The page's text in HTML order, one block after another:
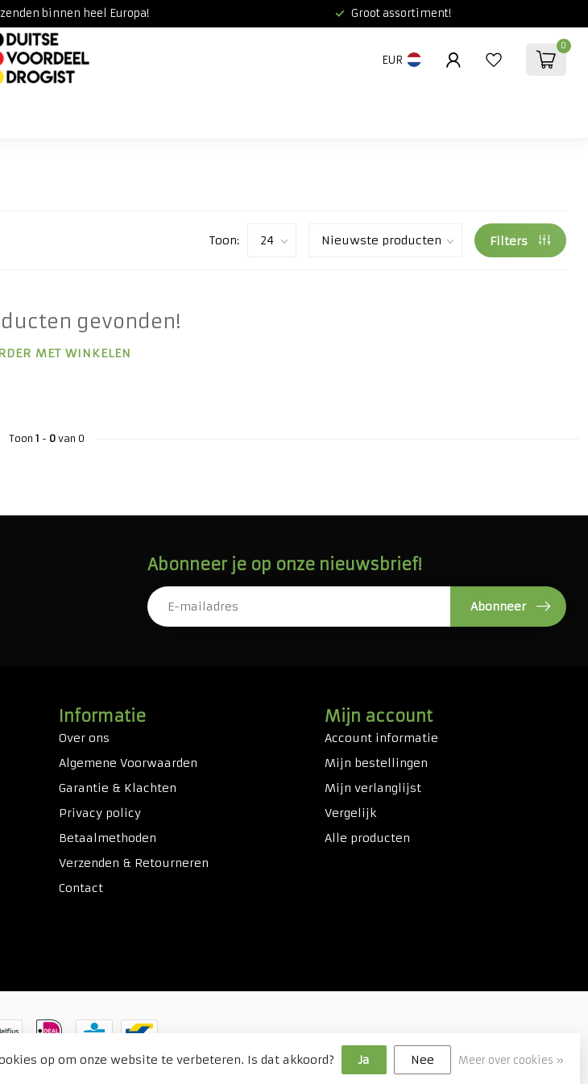
binnen heel Europa! Groot assortiment!
EUR
0
Toon: Filters
gevonden!
MET WINKELEN
Toon 1 - 0van 0
Abonneer je op onze nieuwsbrief!
Abonneer
Informatie
Over ons
Algemene Voorwaarden
Garantie & Klachten
Privacy policy
Betaalmethoden
Verzenden & Retourneren
Contact
Mijn account
Account informatie
Mijn bestellingen
Mijn verlanglijst
Vergelijk
Alle producten
Duitse Voordeel Drogist
op om onze website te verbeteren. Is dat akkoord? Ja Nee Meer over cookies »